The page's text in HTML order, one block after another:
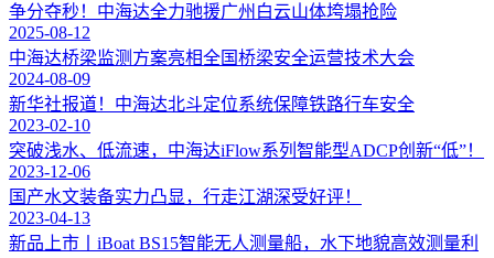
争分夺秒！中海达全力驰援广州白云山体垮塌抢险
2025-08-12
中海达桥梁监测方案亮相全国桥梁安全运营技术大会
2024-08-09
新华社报道！中海达北斗定位系统保障铁路行车安全
2023-02-10
突破浅水、低流速，中海达iFlow系列智能型ADCP创新“低”！
2023-12-06
国产水文装备实力凸显，行走江湖深受好评！
2023-04-13
新品上市丨iBoat BS15智能无人测量船，水下地貌高效测量利